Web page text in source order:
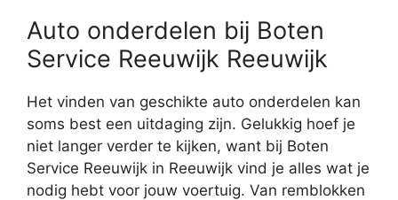
Auto onderdelen bij Boten
Service Reeuwijk Reeuwijk
Het vinden van geschikte auto onderdelen kan
soms best een uitdaging zijn. Gelukkig hoef je
niet langer verder te kijken, want bij Boten
Service Reeuwijk in Reeuwijk vind je alles wat je
nodig hebt voor jouw voertuig. Van remblokken